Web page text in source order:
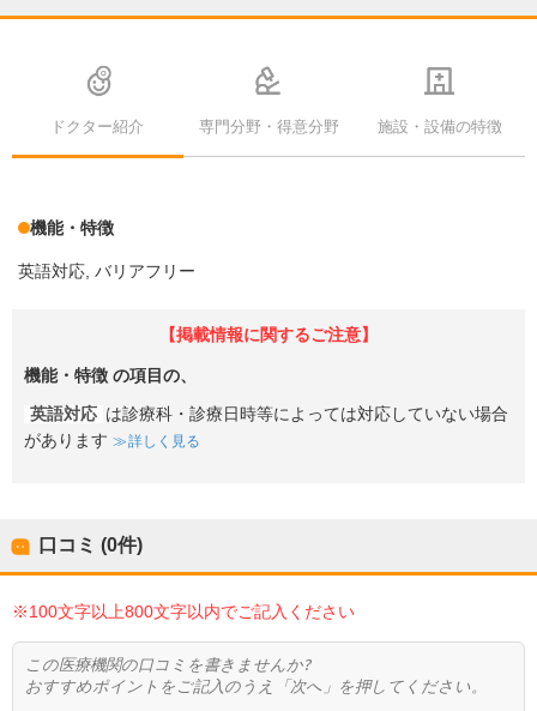
ドクター紹介 専門分野・得意分野 施設・設備の特徴
機能・特徴
英語対応 バリアフリー
【掲載情報に関するご注意】
機能・特徴 の項目の、
英語対応 は診療科・診療日時等によっては対応していない場合
があります
詳しく見る
口コミ (0件)
※100文字以上800文字以内でご記入ください